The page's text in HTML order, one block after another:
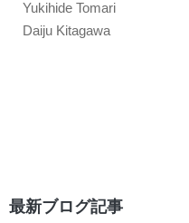
Yukihide Tomari
Daiju Kitagawa
最新ブログ記事